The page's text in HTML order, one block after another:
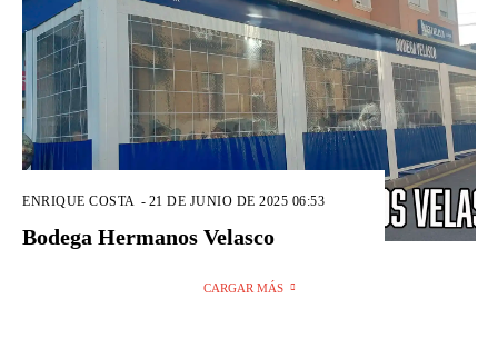
ENRIQUE COSTA - 21 DE JUNIO DE 2025 06:53
Bodega Hermanos Velasco
CARGAR MÁS